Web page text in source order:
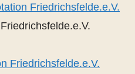
Friedrichsfelde.e.V.